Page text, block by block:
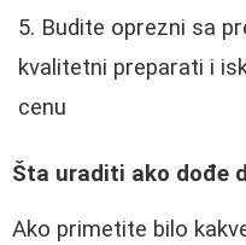
Budite oprezni sa
kvalitetni preparati i
cenu
Šta uraditi ako dođe
Ako primetite bilo